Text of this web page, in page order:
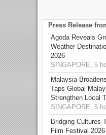
Press Release
Agoda Reveals
Weather
2026
SINGAPORE, 5
Malaysia
Taps Global
Strengthen Local
SINGAPORE, 5
Bridging Cultures
Film Festival